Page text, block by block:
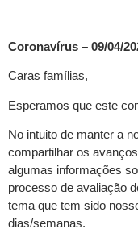
Coronavírus – 09/04/
Caras famílias,
Esperamos que este
No intuito de manter a
compartilhar os
algumas informações
processo de avaliação
tema que tem sido
dias/semanas.